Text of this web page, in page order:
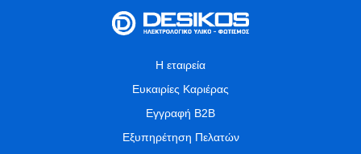
Η εταιρεία
Ευκαιρίες Καριέρας
Εγγραφή B2B
Εξυπηρέτηση Πελατών